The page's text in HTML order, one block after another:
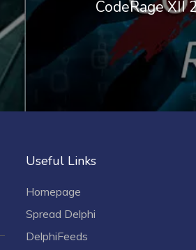
CodeRage XII
Useful Links
Homepage
Spread Delphi
DelphiFeeds